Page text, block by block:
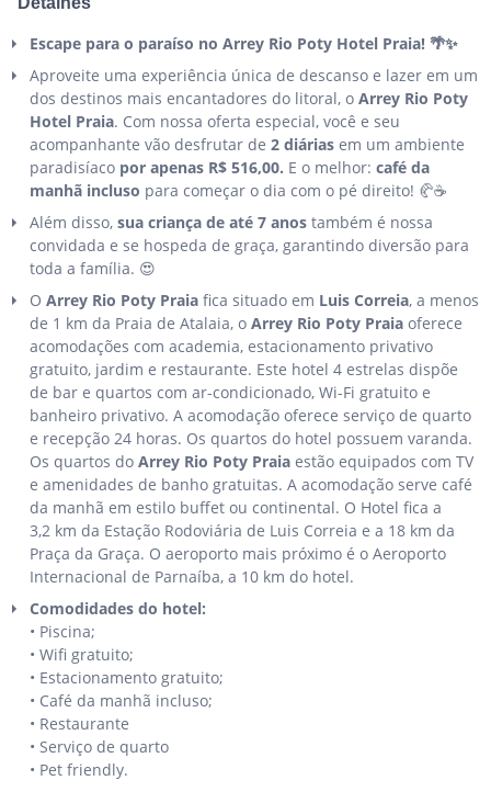
Escape para o paraíso no Arrey Rio Poty Hotel Praia! 🌴✨
Aproveite uma experiência única de descanso e lazer em um
dos destinos mais encantadores do litoral, o Arrey Rio Poty
Hotel Praia. Com nossa oferta especial, você e seu
acompanhante vão desfrutar de 2 diárias em um ambiente
paradisíaco por apenas R$ 516,00. E o melhor: café da
manhã incluso para começar o dia com o pé direito! 🥐☕️
Além disso, sua criança de até 7 anos também é nossa
convidada e se hospeda de graça, garantindo diversão para
toda a família. 😍
O Arrey Rio Poty Praia fica situado em Luis Correia, a menos
de 1 km da Praia de Atalaia, o Arrey Rio Poty Praia oferece
acomodações com academia, estacionamento privativo
gratuito, jardim e restaurante. Este hotel 4 estrelas dispõe
de bar e quartos com ar-condicionado, Wi-Fi gratuito e
banheiro privativo. A acomodação oferece serviço de quarto
e recepção 24 horas. Os quartos do hotel possuem varanda.
Os quartos do Arrey Rio Poty Praia estão equipados com TV
e amenidades de banho gratuitas. A acomodação serve café
da manhã em estilo buffet ou continental. O Hotel fica a
3,2 km da Estação Rodoviária de Luis Correia e a 18 km da
Praça da Graça. O aeroporto mais próximo é o Aeroporto
Internacional de Parnaíba, a 10 km do hotel.
Comodidades do hotel:
• Piscina;
• Wifi gratuito;
• Estacionamento gratuito;
• Café da manhã incluso;
• Restaurante
• Serviço de quarto
• Pet friendly.